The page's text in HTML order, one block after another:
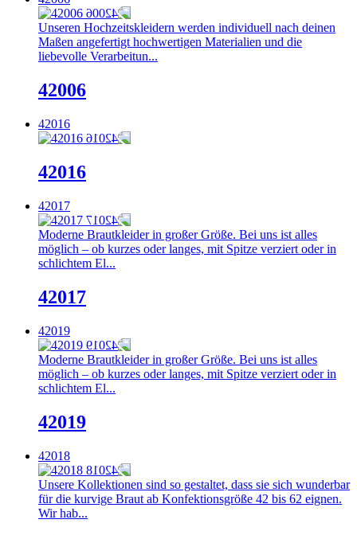
Unseren Hochzeitskleidern werden individuell nach deinen
Maßen angefertigt hochwertigen Materialien und die
liebevolle Verarbeitun...
42006
42016
42016
42017
Moderne Brautkleider in großer Größe. Bei uns ist alles
möglich – ob kurzes oder langes, mit Spitze verziert oder in
schlichtem El...
42017
42019
Moderne Brautkleider in großer Größe. Bei uns ist alles
möglich – ob kurzes oder langes, mit Spitze verziert oder in
schlichtem El...
42019
42018
Unsere Kollektionen sind so gestaltet, dass sie sich wunderbar
für die kurvige Braut ab Konfektionsgröße 42 bis 62 eignen.
Wir hab...